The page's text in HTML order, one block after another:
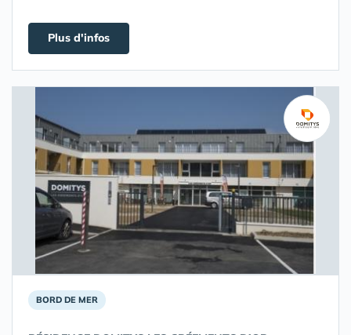
Plus d'infos
BORD DE MER